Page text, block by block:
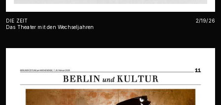
DIE ZEIT
Das Theater mit den Wechseljahren
2/19/26